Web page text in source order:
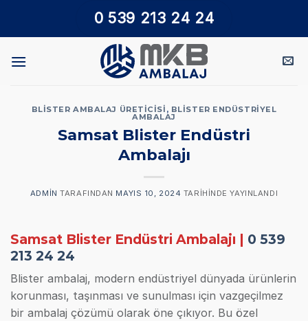
0 539 213 24 24
BLISTER AMBALAJ ÜRETICISI , BLISTER ENDÜSTRIYEL
AMBALAJ
Samsat Blister Endüstri
Ambalajı
ADMIN TARAFINDAN MAYIS 10, 2024 TARIHINDE YAYINLANDI
Samsat Blister Endüstri Ambalajı | 0 539
213 24 24
Blister ambalaj, modern endüstriyel dünyada ürünlerin
korunması, taşınması ve sunulması için vazgeçilmez
bir ambalaj çözümü olarak öne çıkıyor. Bu özel